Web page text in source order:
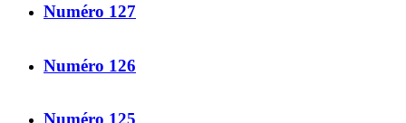
Numéro 127
Numéro 126
Numéro 125